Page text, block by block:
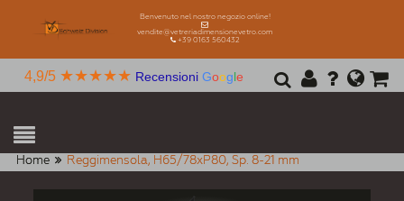
Benvenuto nel nostro negozio online!
vendite@vetreriadimensionevetro.com
+39 0163 560432
4,9/5 ★★★★★ Recensioni Google
Home Reggimensola, H65/78xP80, Sp. 8-21 mm